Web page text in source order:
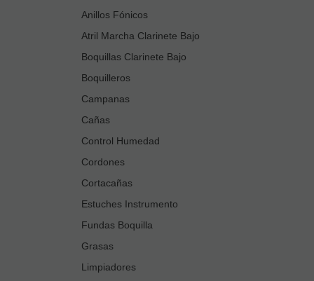
Anillos Fónicos
Atril Marcha Clarinete Bajo
Boquillas Clarinete Bajo
Boquilleros
Campanas
Cañas
Control Humedad
Cordones
Cortacañas
Estuches Instrumento
Fundas Boquilla
Grasas
Limpiadores